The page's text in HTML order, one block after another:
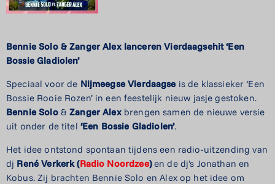
Bennie Solo & Zanger Alex lanceren Vierdaagsehit ‘Een
Bossie Gladiolen’
Speciaal voor de Nijmeegse Vierdaagse is de klassieker ‘Een
Bossie Rooie Rozen’ in een feestelijk nieuw jasje gestoken.
Bennie Solo &Zanger Alex brengen samen de nieuwe versie
uit onder de titel ‘Een Bossie Gladiolen’.
Het idee ontstond spontaan tijdens een radio-uitzending van
dj René Verkerk (Radio Noordzee)en de dj’s Jonathan en
Kobus. Zij brachten Bennie Solo en Alex op het idee om